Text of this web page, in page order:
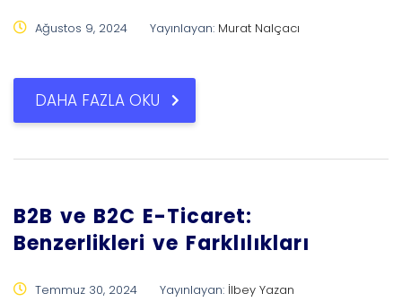
Ağustos 9, 2024 Yayınlayan: Murat Nalçacı
DAHA FAZLA OKU
B2B ve B2C E-Ticaret:
Benzerlikleri ve Farklılıkları
Temmuz 30, 2024 Yayınlayan: İlbey Yazan